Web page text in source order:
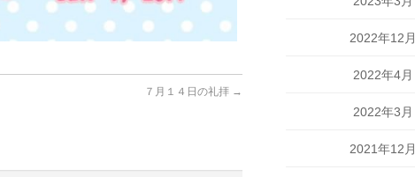
７月１４日の礼拝 →
2022年12月
2022年4月
2022年3月
2021年12月